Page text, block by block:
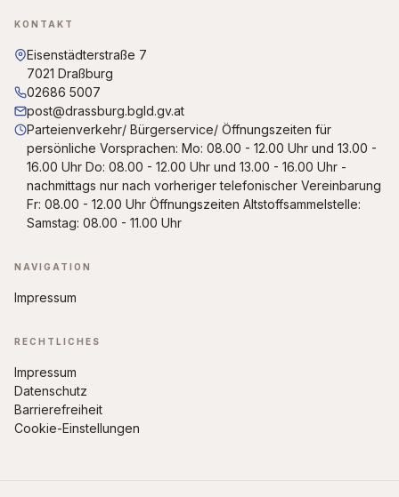
KONTAKT
Eisenstädterstraße 7
7021 Draßburg
02686 5007
post@drassburg.bgld.gv.at
Parteienverkehr/ Bürgerservice/ Öffnungszeiten für
persönliche Vorsprachen: Mo: 08.00 - 12.00 Uhr und 13.00 -
16.00 Uhr Do: 08.00 - 12.00 Uhr und 13.00 - 16.00 Uhr -
nachmittags nur nach vorheriger telefonischer Vereinbarung
Fr: 08.00 - 12.00 Uhr Öffnungszeiten Altstoffsammelstelle:
Samstag: 08.00 - 11.00 Uhr
NAVIGATION
Impressum
RECHTLICHES
Impressum
Datenschutz
Barrierefreiheit
Cookie-Einstellungen